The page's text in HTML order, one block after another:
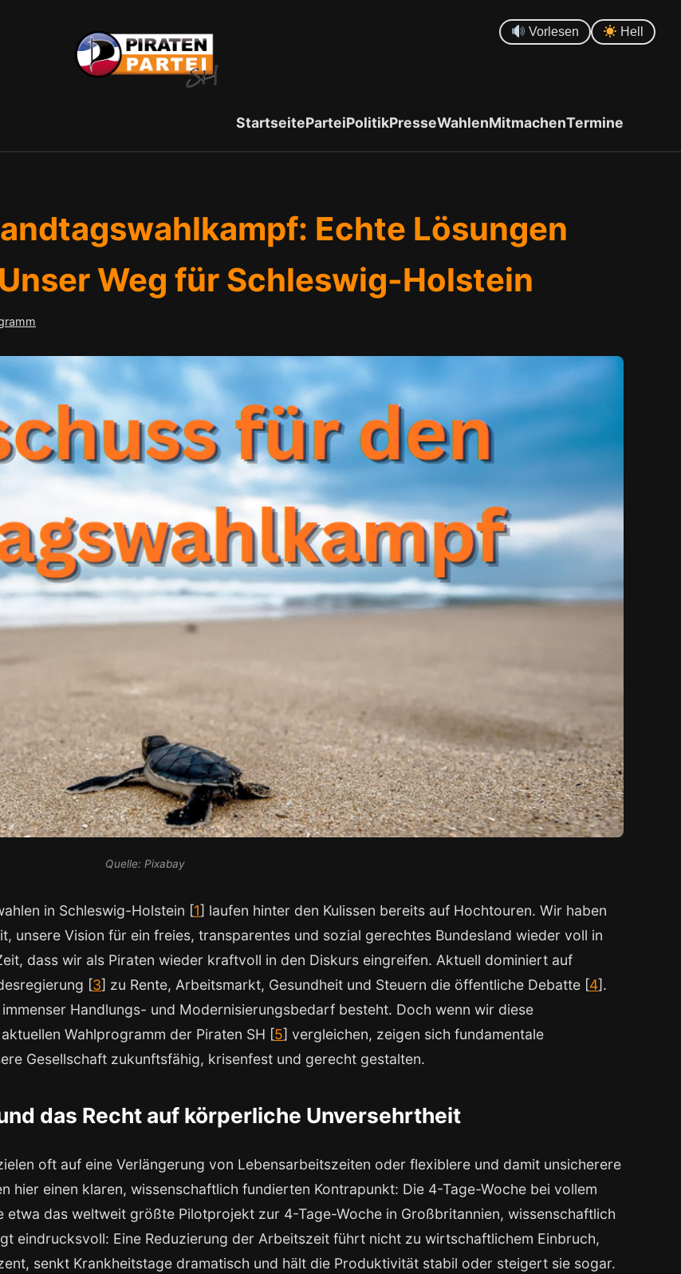
Vorlesen Hell
StartseiteParteiPolitikPresseWahlenMitmachenTermine
Echte Lösungen
Weg für Schleswig-Holstein
Quelle: Pixabay
in Schleswig-Holstein [1] laufen hinter den Kulissen bereits auf Hochtouren. Wir haben
unsere Vision für ein freies, transparentes und sozial gerechtes Bundesland wieder voll in
dass wir als Piraten wieder kraftvoll in den Diskurs eingreifen. Aktuell dominiert auf
[3] zu Rente, Arbeitsmarkt, Gesundheit und Steuern die öffentliche Debatte [4].
Handlungs- und Modernisierungsbedarf besteht. Doch wenn wir diese
Wahlprogramm der Piraten SH [5] vergleichen, zeigen sich fundamentale
Gesellschaft zukunftsfähig, krisenfest und gerecht gestalten.
das Recht auf körperliche Unversehrtheit
oft auf eine Verlängerung von Lebensarbeitszeiten oder flexiblere und damit unsicherere
hier einen klaren, wissenschaftlich fundierten Kontrapunkt: Die 4-Tage-Woche bei vollem
etwa das weltweit größte Pilotprojekt zur 4-Tage-Woche in Großbritannien, wissenschaftlich
eindrucksvoll: Eine Reduzierung der Arbeitszeit führt nicht zu wirtschaftlichem Einbruch,
senkt Krankheitstage dramatisch und hält die Produktivität stabil oder steigert sie sogar.